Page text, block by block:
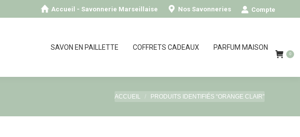
Accueil - Savonnerie Marseillaise Nos Savonneries Compte
SAVON EN PAILLETTE COFFRETS CADEAUX PARFUM MAISON
0
Vous êtes ici :
ACCUEIL PRODUITS IDENTIFIÉS “ORANGE CLAIR”